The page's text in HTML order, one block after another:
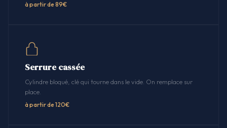
à partir de 89€
Serrure cassée
Cylindre bloqué, clé qui tourne dans le vide. On remplace sur
place.
à partir de 120€